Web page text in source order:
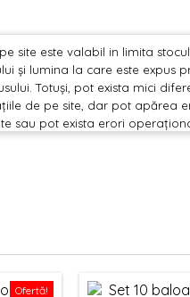
site este valabil in limita
și lumina la care este expus
Totuși, pot exista mici
de pe site, dar pot apărea
sau pot exista erori
Ofertă!